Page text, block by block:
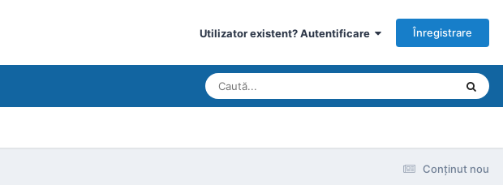
Utilizator existent? Autentificare Înregistrare
Conţinut nou